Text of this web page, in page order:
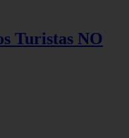
Turistas NO